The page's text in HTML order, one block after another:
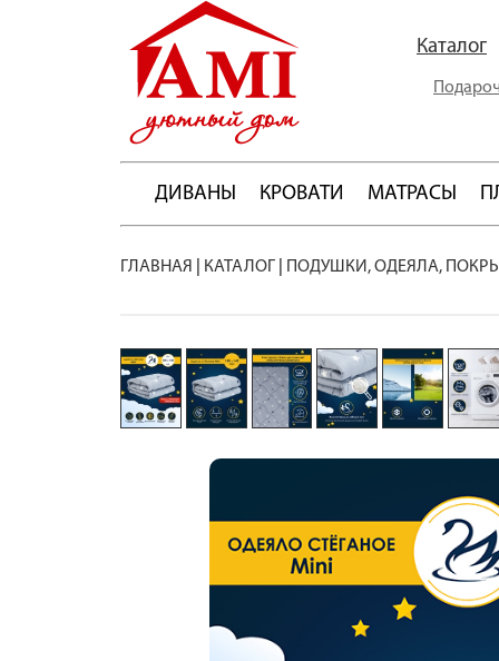
Каталог
ДИВАНЫ КРОВАТИ МАТРАСЫ
ГЛАВНАЯ КАТАЛОГ ПОДУШКИ, ОДЕЯЛА,